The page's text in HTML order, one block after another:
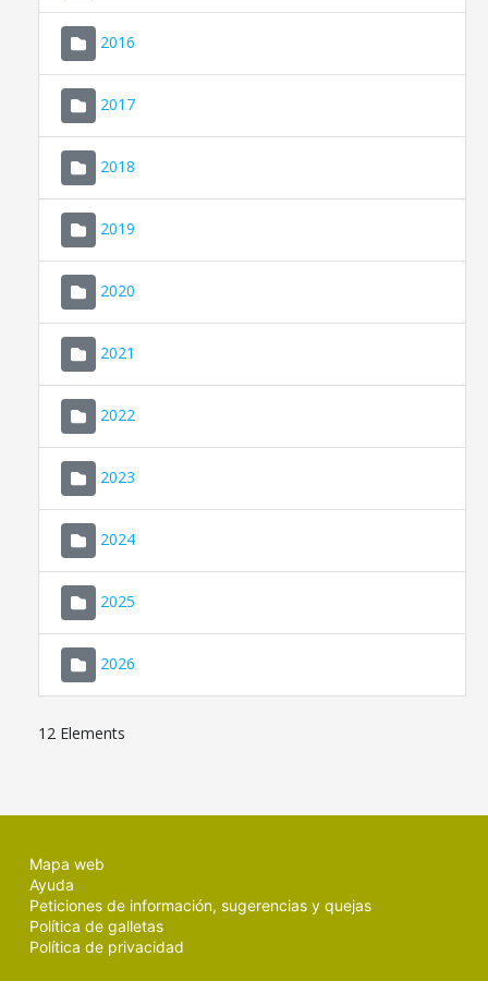
2016
2017
2018
2019
2020
2021
2022
2023
2024
2025
2026
12 Elements
Mapa web
Ayuda
Peticiones de información, sugerencias y quejas
Política de galletas
Política de privacidad